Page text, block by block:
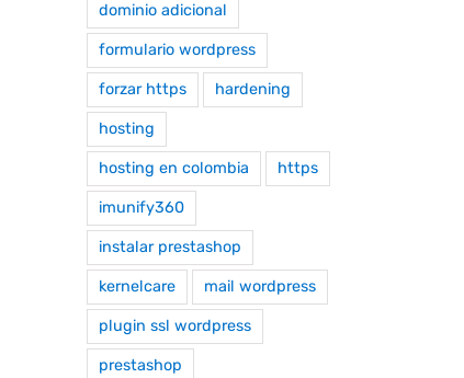
dominio adicional
formulario wordpress
forzar https hardening
hosting
hosting en colombia https
imunify360
instalar prestashop
kernelcare mail wordpress
plugin ssl wordpress
prestashop